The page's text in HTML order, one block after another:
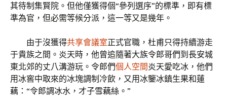
其待制集賢院。但他僅獲得個“參列選序”的標準，即有標
準為官，但必需等候分派，這一等又是幾年。
由于沒獲得共享會議室正式官職，杜甫只得持續游走
于貴族之間。炎天時，他曾追隨著大族令郎哥們到長安城
東北郊的丈八溝游玩。令郎們個人空間炎天愛吃冰，他們
用冰窖中取來的冰塊調制冷飲，又用冰鑒冰鎮生果和蓮
藕：“令郎調冰水，才子雪藕絲。”